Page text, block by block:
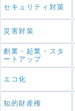
セキュリティ対策
災害対策
創業・起業・スタ
ートアップ
エコ化
知的財産権